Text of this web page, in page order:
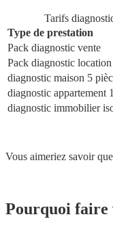
Tarifs
Type de prestation
Pack diagnostic vente
Pack diagnostic location
diagnostic maison 5
diagnostic appartement
diagnostic immobilier
Vous aimeriez savoir
Pourquoi faire